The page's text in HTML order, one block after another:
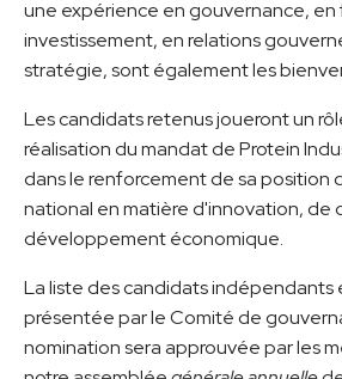
une expérience en gouvernance, en
investissement, en relations
stratégie, sont également les
Les candidats retenus joueront un
réalisation du mandat de Protein
dans le renforcement de sa position
national en matière d'innovation, de
développement économique.
La liste des candidats indépendants
présentée par le Comité de
nomination sera approuvée par les